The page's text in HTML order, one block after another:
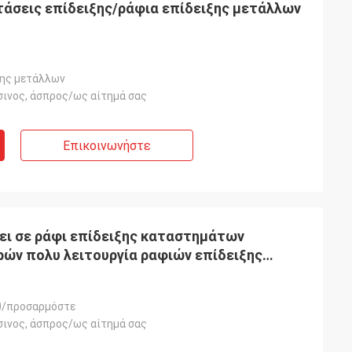
εγκωμιάζουν το κατάστημα
μου. Είναι ελκυστικό και πολύ
- ποιότητα για την επεξεργασία
επίδειξης/ράφια επίδειξης μετάλλων
μετάλλων
άσπρος/ως αίτημά σας
Επικοινωνήστε
σε ράφι επίδειξης καταστημάτων
πολυ λειτουργία ραφιών επίδειξης
προσαρμόστε
άσπρος/ως αίτημά σας